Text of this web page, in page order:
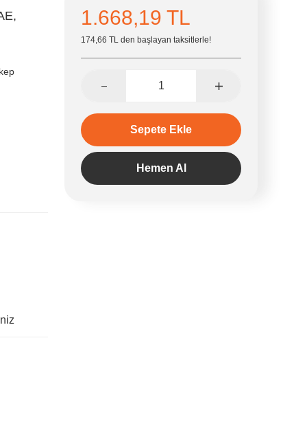
1.668,19 TL
174,66 TL den başlayan taksitlerle!
Sepete Ekle
Hemen Al